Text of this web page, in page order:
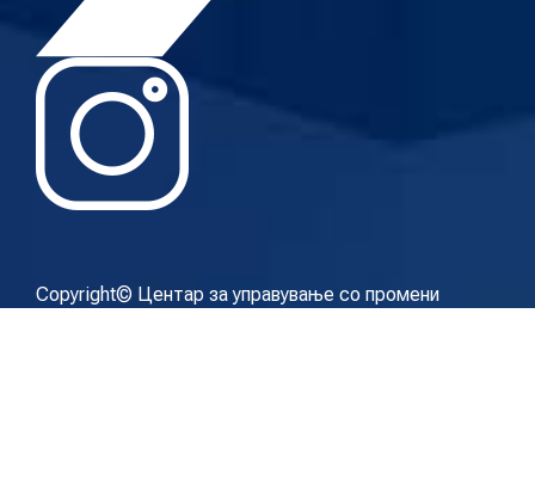
Copyright© Центар за управување со промени